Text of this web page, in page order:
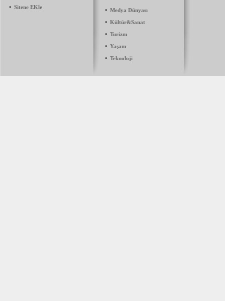
• Sitene EKle • Medya Dünyası
• Kültür&Sanat
• Turizm
• Yaşam
• Teknoloji